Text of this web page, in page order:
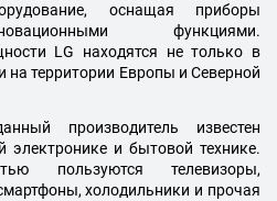
оснащая приборы
функциями.
LG находятся не только в
территории Европы и Северной
производитель известен
электронике и бытовой технике.
пользуются телевизоры,
холодильники и прочая